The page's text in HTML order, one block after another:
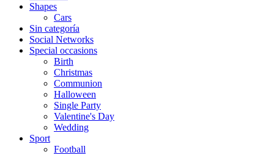
Shapes
Cars
Sin categoría
Social Networks
Special occasions
Birth
Christmas
Communion
Halloween
Single Party
Valentine's Day
Wedding
Sport
Football